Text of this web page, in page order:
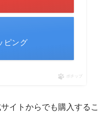
ピング
ポチップ
イトからでも購入するこ